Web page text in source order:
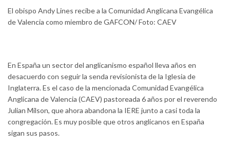
El obispo Andy Lines recibe a la Comunidad Anglicana Evangélica
de Valencia como miembro de GAFCON/ Foto: CAEV
En España un sector del anglicanismo español lleva años en
desacuerdo con seguir la senda revisionista de la Iglesia de
Inglaterra. Es el caso de la mencionada Comunidad Evangélica
Anglicana de Valencia (CAEV) pastoreada 6 años por el reverendo
Julian Milson, que ahora abandona la IERE junto a casi toda la
congregación. Es muy posible que otros anglicanos en España
sigan sus pasos.